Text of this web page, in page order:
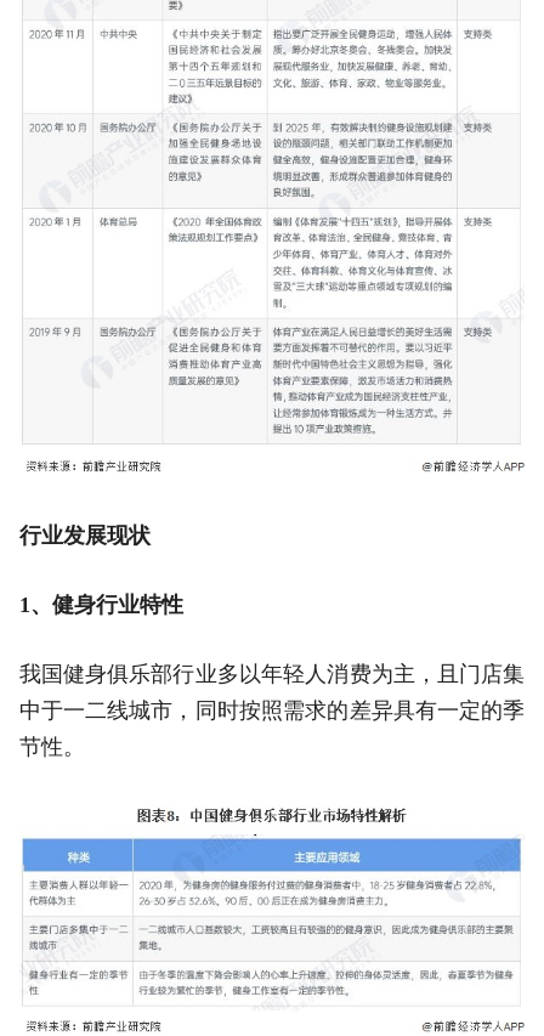
行业发展现状
1、健身行业特性
我国健身俱乐部行业多以年轻人消费为主，且门店集
中于一二线城市，同时按照需求的差异具有一定的季
节性。